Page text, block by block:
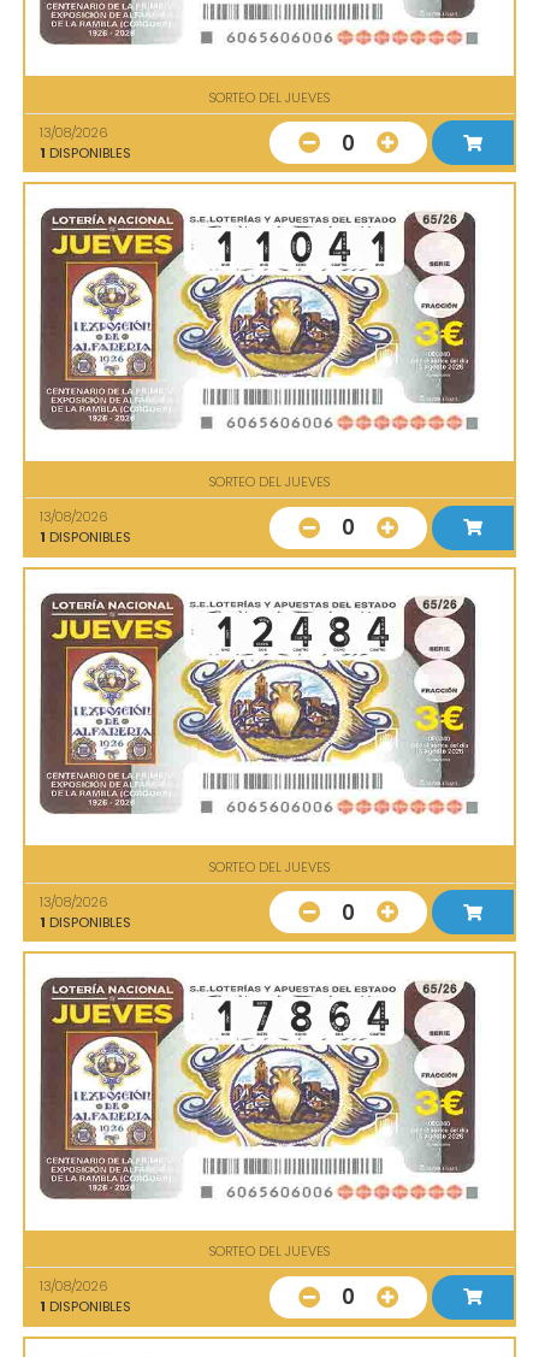
SORTEO DEL JUEVES
13/08/2026
1 DISPONIBLES 0
SORTEO DEL JUEVES
13/08/2026
1 DISPONIBLES 0
SORTEO DEL JUEVES
13/08/2026
1 DISPONIBLES 0
SORTEO DEL JUEVES
13/08/2026
1 DISPONIBLES 0